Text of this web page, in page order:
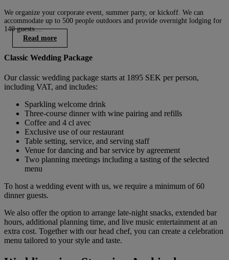
We organize your corporate event, summer party, or kickoff. We can
accommodate up to 500 people outdoors and provide overnight lodging for
140 guests....
Read more
Classic Wedding Package
Our classic wedding package starts at 1895 SEK per person,
including VAT, and includes:
Sparkling welcome drink
Three-course dinner with wine pairing and refills
Coffee and 4 cl avec
Exclusive use of our restaurant
Table setting, service, and serving staff
Venue for dancing and bar service by agreement
Two planning meetings including a tasting of the selected
menu
To host a wedding event with us, we require a minimum of 60
dinner guests.
We also offer the option to arrange late-night snacks, extended bar
hours, additional planning time, and live music entertainment at an
extra cost. Together with our head chef, you can create a celebration
menu tailored to your style and taste.